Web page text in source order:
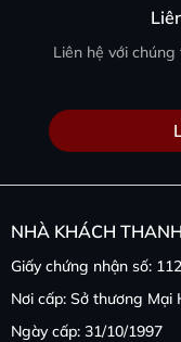
Liên hệ với
NHÀ KHÁCH
Giấy chứng nhận số:
Nơi cấp: Sở thương Mại
Ngày cấp: 31/10/1997